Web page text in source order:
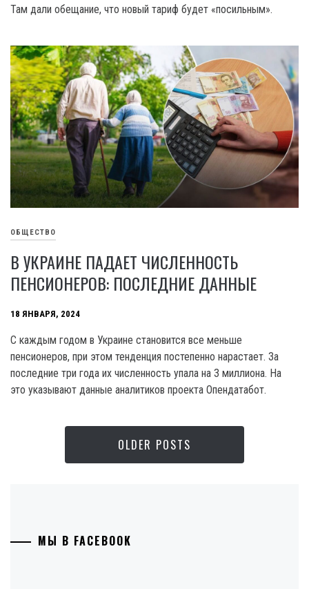
Там дали обещание, что новый тариф будет «посильным».
ОБЩЕСТВО
В УКРАИНЕ ПАДАЕТ ЧИСЛЕННОСТЬ
ПЕНСИОНЕРОВ: ПОСЛЕДНИЕ ДАННЫЕ
18 ЯНВАРЯ, 2024
C каждым годом в Украине становится все меньше
пенсионеров, при этом тенденция постепенно нарастает. За
последние три года их численность упала на 3 миллиона. На
это указывают данные аналитиков проекта Опендатабот.
OLDER POSTS
МЫ В FACEBOOK